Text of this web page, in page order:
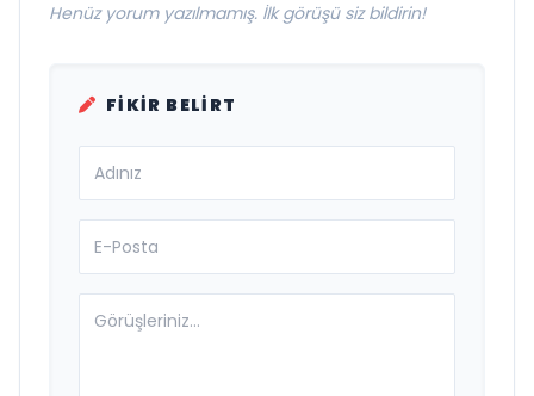
Henüz yorum yazılmamış. İlk görüşü siz bildirin!
FIKIR BELIRT